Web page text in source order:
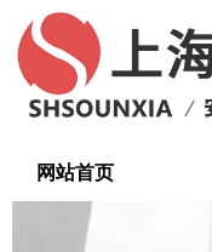
至
网站首页